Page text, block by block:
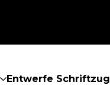
Entwerfe Schriftzug